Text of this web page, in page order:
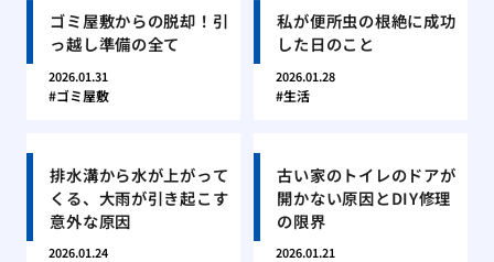
ゴミ屋敷からの脱却！引
っ越し準備の全て
2026.01.31
ゴミ屋敷
私が便所虫の根絶に成功
した日のこと
2026.01.28
生活
排水溝から水が上がって
くる、大雨が引き起こす
意外な原因
2026.01.24
古い家のトイレのドアが
開かない原因とDIY修理
の限界
2026.01.21